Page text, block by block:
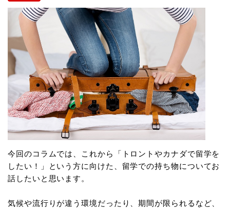
今回のコラムでは、これから「トロントやカナダで留学を
したい！」という方に向けた、留学での持ち物についてお
話したいと思います。
気候や流行りが違う環境だったり、期間が限られるなど、